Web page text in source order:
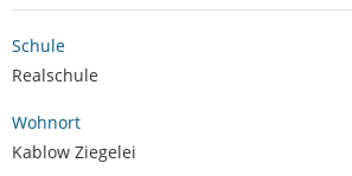
Schule
Realschule
Wohnort
Kablow Ziegelei